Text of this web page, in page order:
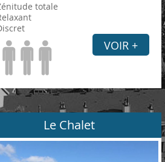
totale
VOIR +
Le Chalet